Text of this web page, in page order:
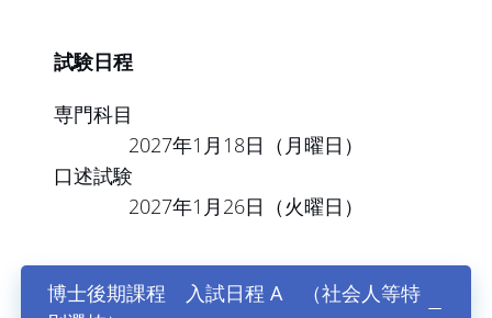
試験日程
専門科目
2027年1月18日（月曜日）
口述試験
2027年1月26日（火曜日）
博士後期課程 入試日程 A （社会人等特